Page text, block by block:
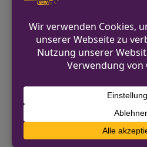
Die Feuerwehr Goch
dass Rauchmelder in
Wohngebäuden in
Pflicht sind. Sie
Schlafräumen,
Fluren installiert
entscheidend für die